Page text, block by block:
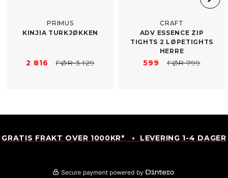
PRIMUS
KINJIA TURKJØKKEN
2 816 FØR 3 129
CRAFT
ADV ESSENCE ZIP
TIGHTS 2 LØPETIGHTS
HERRE
599 FØR 799
GRATIS FRAKT OVER 1000KR* • LEVERING 1-4 DAGER